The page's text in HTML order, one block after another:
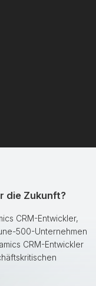
die Zukunft?
CRM-Entwickler,
500-Unternehmen
CRM-Entwickler